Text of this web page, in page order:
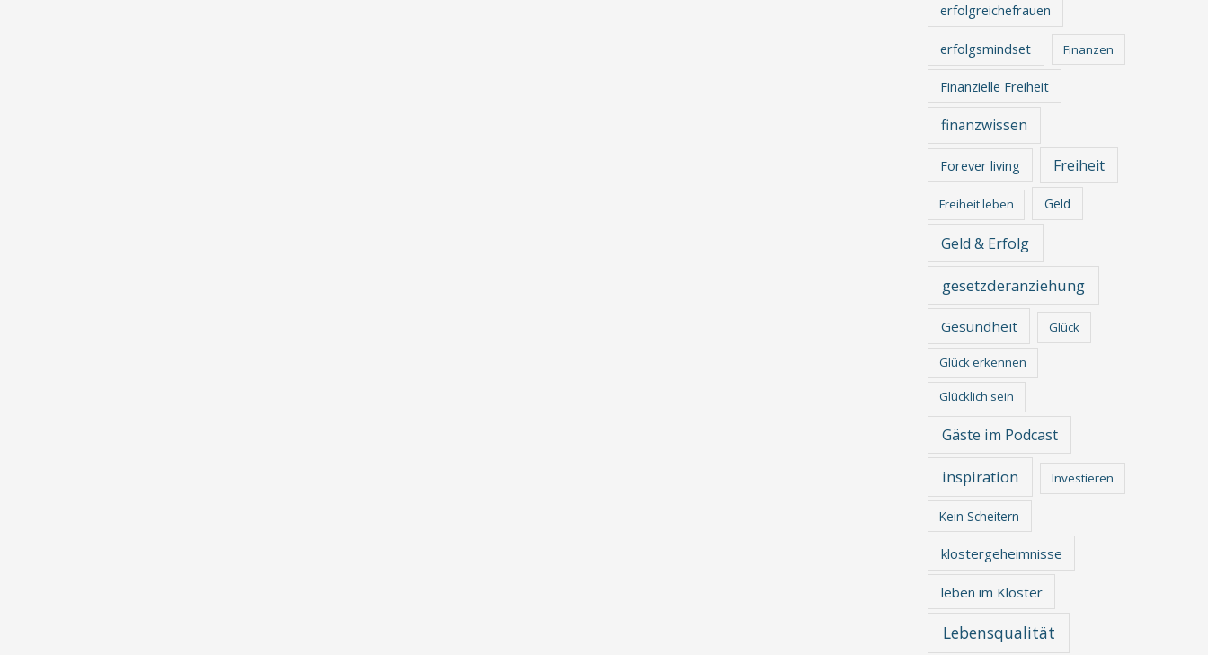
erfolgreichefrauen
erfolgsmindset Finanzen
Finanzielle Freiheit
finanzwissen
Forever living Freiheit
Freiheit leben Geld
Geld & Erfolg
gesetzderanziehung
Gesundheit Glück
Glück erkennen
Glücklich sein
Gäste im Podcast
inspiration Investieren
Kein Scheitern
klostergeheimnisse
leben im Kloster
Lebensqualität